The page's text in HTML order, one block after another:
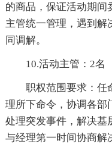
的商品，保证活动期间
主管统一管理，遇到解
同调解。
10.活动主管：2名
职权范围要求：任
理所下命令，协调各部
处理突发事件，解决基
与经理第一时间协商解